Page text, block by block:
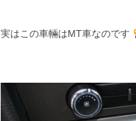
実はこの車輛はMT車なのです